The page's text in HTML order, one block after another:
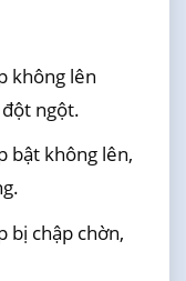
không lên
ngột.
bật không lên,
bị chập chờn,